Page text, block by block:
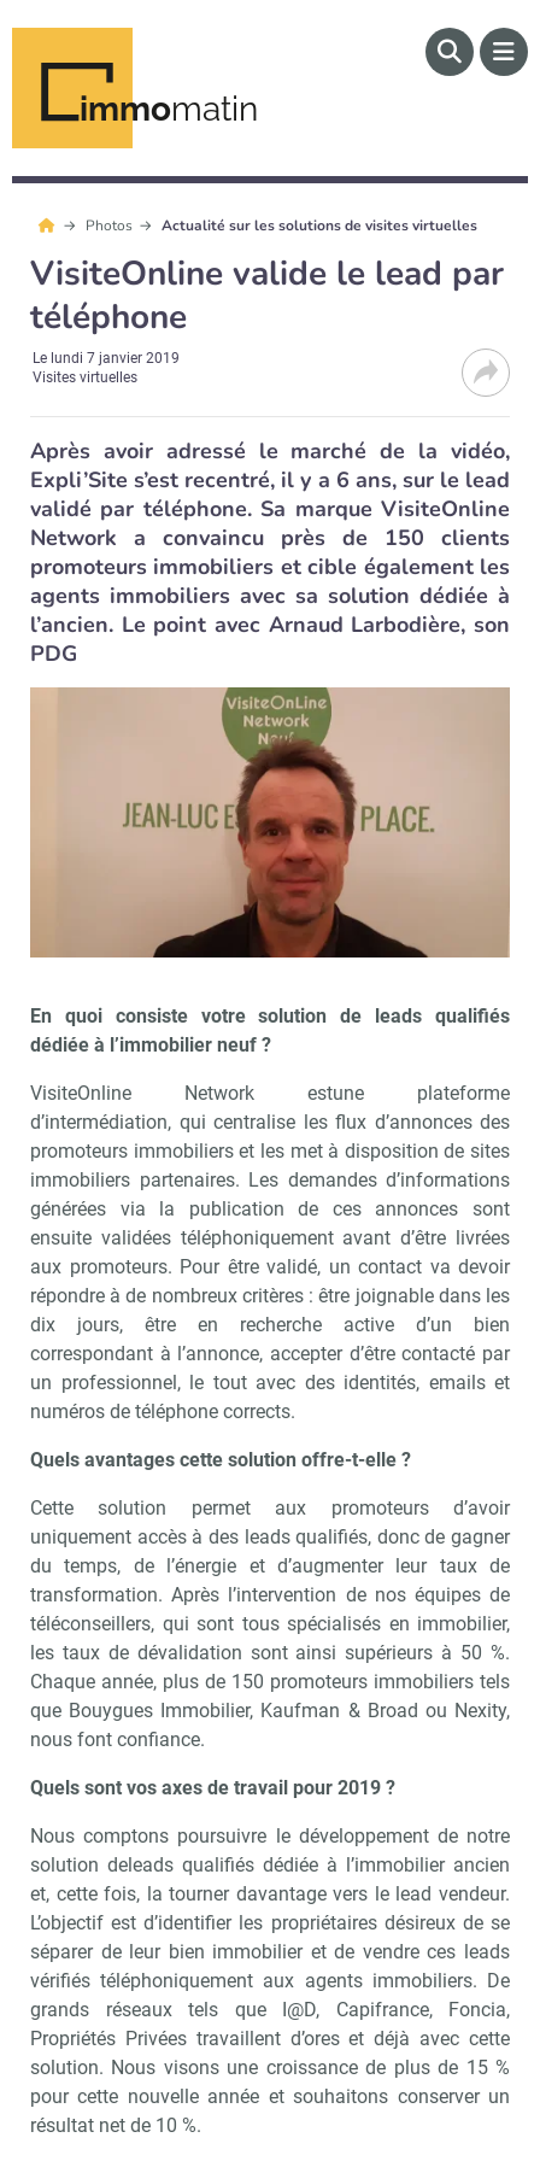
immomatin
Photos Actualité sur les solutions de visites virtuelles
VisiteOnline valide le lead par
téléphone
Le lundi 7 janvier 2019
Visites virtuelles
Après avoir adressé le marché de la vidéo,
Expli’Site s’est recentré, il y a 6 ans, sur le lead
validé par téléphone. Sa marque VisiteOnline
Network a convaincu près de 150 clients
promoteurs immobiliers et cible également les
agents immobiliers avec sa solution dédiée à
l’ancien. Le point avec Arnaud Larbodière, son
PDG
En quoi consiste votre solution de leads qualifiés
dédiée à l’immobilier neuf ?
VisiteOnline Network estune plateforme
d’intermédiation, qui centralise les flux d’annonces des
promoteurs immobiliers et les met à disposition de sites
immobiliers partenaires. Les demandes d’informations
générées via la publication de ces annonces sont
ensuite validées téléphoniquement avant d’être livrées
aux promoteurs. Pour être validé, un contact va devoir
répondre à de nombreux critères : être joignable dans les
dix jours, être en recherche active d’un bien
correspondant à l’annonce, accepter d’être contacté par
un professionnel, le tout avec des identités, emails et
numéros de téléphone corrects.
Quels avantages cette solution offre-t-elle ?
Cette solution permet aux promoteurs d’avoir
uniquement accès à des leads qualifiés, donc de gagner
du temps, de l’énergie et d’augmenter leur taux de
transformation. Après l’intervention de nos équipes de
téléconseillers, qui sont tous spécialisés en immobilier,
les taux de dévalidation sont ainsi supérieurs à 50 %.
Chaque année, plus de 150 promoteurs immobiliers tels
que Bouygues Immobilier, Kaufman & Broad ou Nexity,
nous font confiance.
Quels sont vos axes de travail pour 2019 ?
Nous comptons poursuivre le développement de notre
solution deleads qualifiés dédiée à l’immobilier ancien
et, cette fois, la tourner davantage vers le lead vendeur.
L’objectif est d’identifier les propriétaires désireux de se
séparer de leur bien immobilier et de vendre ces leads
vérifiés téléphoniquement aux agents immobiliers. De
grands réseaux tels que I@D, Capifrance, Foncia,
Propriétés Privées travaillent d’ores et déjà avec cette
solution. Nous visons une croissance de plus de 15 %
pour cette nouvelle année et souhaitons conserver un
résultat net de 10 %.